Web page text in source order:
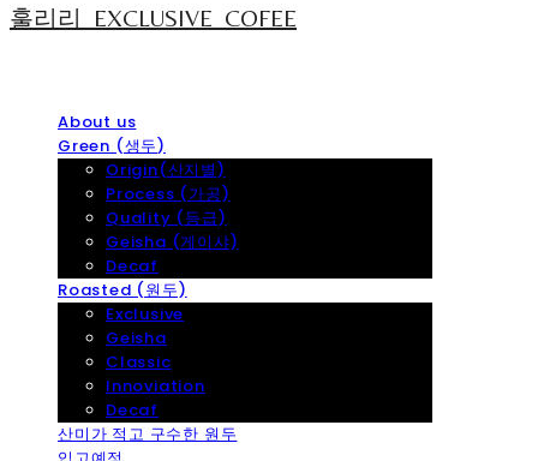
훌리리_EXCLUSIVE_COFEE
About us
Green (생두)
Origin(산지별)
Process (가공)
Quality (등급)
Geisha (게이샤)
Decaf
Roasted (원두)
Exclusive
Geisha
Classic
Innoviation
Decaf
산미가 적고 구수한 원두